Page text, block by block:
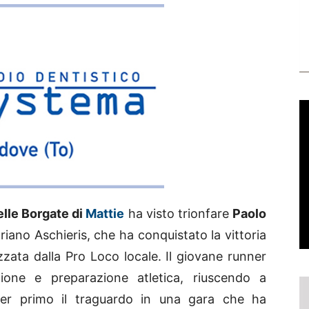
Borgate di Mattie ha visto trionfare Paolo
Aschieris, che ha conquistato la vittoria
dalla Pro Loco locale. Il giovane runner
e preparazione atletica, riuscendo a
primo il traguardo in una gara che ha